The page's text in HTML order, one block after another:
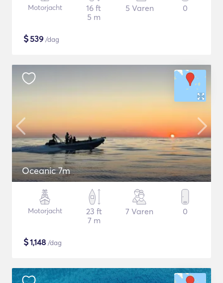
Motorjacht
16 ft
5 m
5 Varen 0
$539 /dag
Oceanic 7m
Motorjacht
23 ft
7 m
7 Varen 0
$1,148 /dag